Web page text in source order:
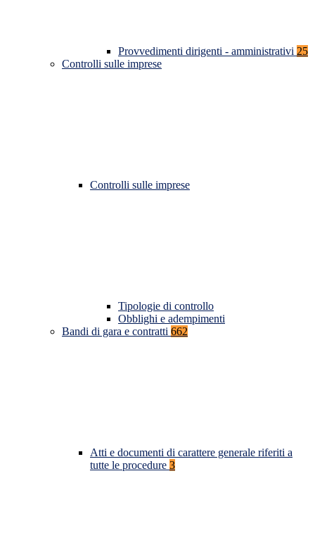
Provvedimenti dirigenti - amministrativi 25
Controlli sulle imprese
Controlli sulle imprese
Tipologie di controllo
Obblighi e adempimenti
Bandi di gara e contratti 662
Atti e documenti di carattere generale riferiti a
tutte le procedure 3